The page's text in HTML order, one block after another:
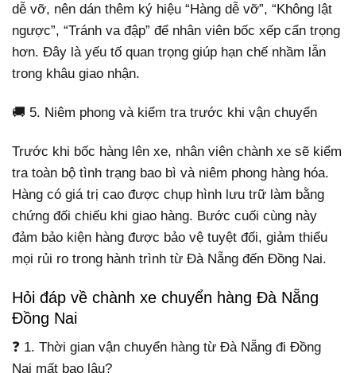
dễ vỡ, nên dán thêm ký hiệu “Hàng dễ vỡ”, “Không lật
ngược”, “Tránh va đập” để nhân viên bốc xếp cẩn trọng
hơn. Đây là yếu tố quan trọng giúp hạn chế nhầm lẫn
trong khâu giao nhận.
🚚 5. Niêm phong và kiểm tra trước khi vận chuyển
Trước khi bốc hàng lên xe, nhân viên chành xe sẽ kiểm
tra toàn bộ tình trạng bao bì và niêm phong hàng hóa.
Hàng có giá trị cao được chụp hình lưu trữ làm bằng
chứng đối chiếu khi giao hàng. Bước cuối cùng này
đảm bảo kiện hàng được bảo vệ tuyệt đối, giảm thiểu
mọi rủi ro trong hành trình từ Đà Nẵng đến Đồng Nai.
Hỏi đáp về chành xe chuyển hàng Đà Nẵng
Đồng Nai
❓ 1. Thời gian vận chuyển hàng từ Đà Nẵng đi Đồng
Nai mất bao lâu?